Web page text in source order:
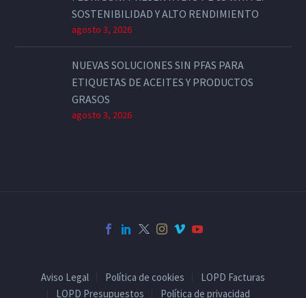
SOSTENIBILIDAD Y ALTO RENDIMIENTO
agosto 3, 2026
NUEVAS SOLUCIONES SIN PFAS PARA
ETIQUETAS DE ACEITES Y PRODUCTOS
GRASOS
agosto 3, 2026
Aviso Legal Política de cookies
LOPD Facturas
LOPD Presupuestos
Política de privacidad